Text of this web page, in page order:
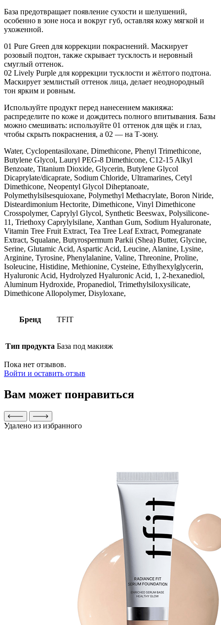
База предотвращает появление сухости и шелушений,
особенно в зоне носа и вокруг губ, оставляя кожу мягкой и
ухоженной.
01 Pure Green для коррекции покраснений. Маскирует
розовый подтон, также скрывает тусклость и неровный
смуглый оттенок.
02 Lively Purple для коррекции тусклости и жёлтого подтона.
Маскирует землистый оттенок лица, делает неоднородный
тон ярким и ровным.
Используйте продукт перед нанесением макияжа:
распределите по коже и дождитесь полного впитывания. Базы
можно смешивать: используйте 01 оттенок для щёк и глаз,
чтобы скрыть покраснения, а 02 — на Т-зону.
Water, Cyclopentasiloxane, Dimethicone, Phenyl Trimethicone,
Butylene Glycol, Lauryl PEG-8 Dimethicone, C12-15 Alkyl
Benzoate, Titanium Dioxide, Glycerin, Butylene Glycol
Dicaprylate/dicaprate, Sodium Chloride, Ultramarines, Cetyl
Dimethicone, Neopentyl Glycol Diheptanoate,
Polymethylsilsesquioxane, Polymethyl Methacrylate, Boron Niride,
Disteardimonium Hectorite, Dimethicone, Vinyl Dimethicone
Crosspolymer, Caprylyl Glycol, Synthetic Beeswax, Polysilicone-
11, Triethoxy Caprylylsilane, Xanthan Gum, Sodium Hyaluronate,
Vitamin Tree Fruit Extract, Tea Tree Leaf Extract, Pomegranate
Extract, Squalane, Butyrospermum Parkii (Shea) Butter, Glycine,
Serine, Glutamic Acid, Aspartic Acid, Leucine, Alanine, Lysine,
Arginine, Tyrosine, Phenylalanine, Valine, Threonine, Proline,
Isoleucine, Histidine, Methionine, Cysteine, Ethylhexylglycerin,
Hyaluronic Acid, Hydrolyzed Hyaluronic Acid, 1, 2-hexanediol,
Aluminum Hydroxide, Propanediol, Trimethylsiloxysilicate,
Dimethicone Allopolymer, Disyloxane,
Бренд TFIT
Тип продукта База под макияж
Пока нет отзывов.
Войти и оставить отзыв
Вам может понравиться
Удалено из избранного